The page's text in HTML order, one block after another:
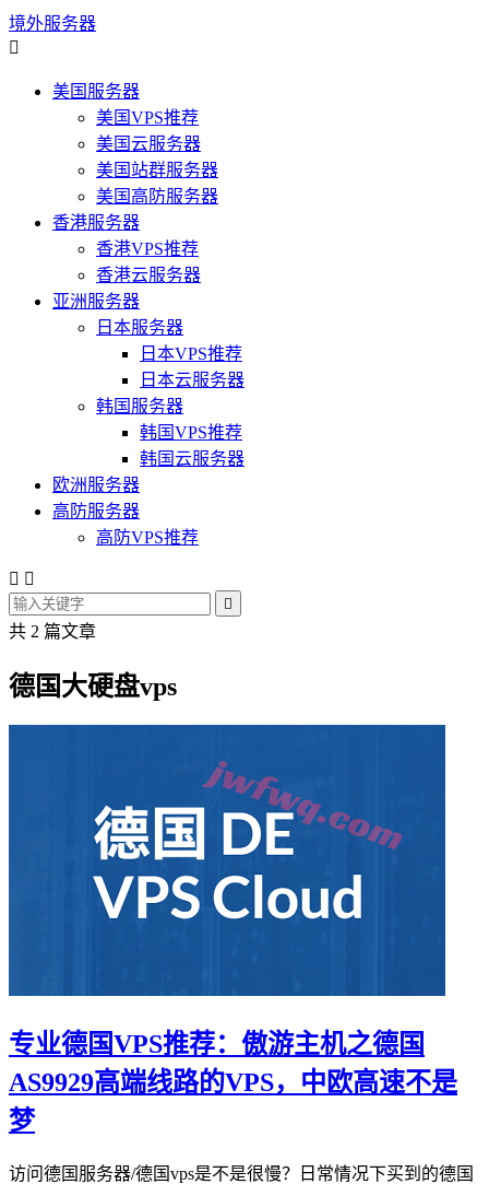
境外服务器

美国服务器
美国VPS推荐
美国云服务器
美国站群服务器
美国高防服务器
香港服务器
香港VPS推荐
香港云服务器
亚洲服务器
日本服务器
日本VPS推荐
日本云服务器
韩国服务器
韩国VPS推荐
韩国云服务器
欧洲服务器
高防服务器
高防VPS推荐
 

共 2 篇文章
德国大硬盘vps
专业德国VPS推荐：傲游主机之德国
AS9929高端线路的VPS，中欧高速不是
梦
访问德国服务器/德国vps是不是很慢？日常情况下买到的德国